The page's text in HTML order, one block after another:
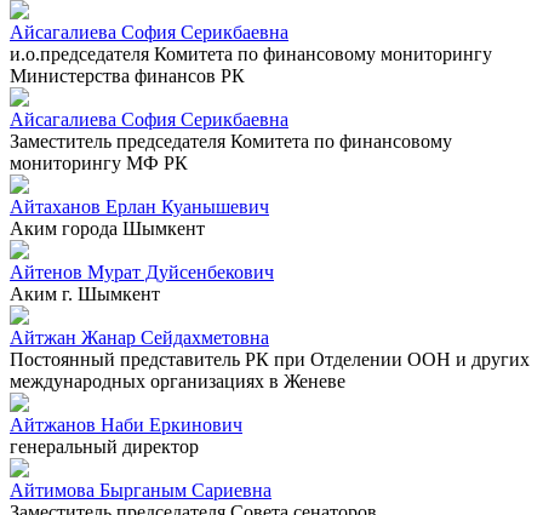
Айсагалиева София Серикбаевна
и.о.председателя Комитета по финансовому мониторингу
Министерства финансов РК
Айсагалиева София Серикбаевна
Заместитель председателя Комитета по финансовому
мониторингу МФ РК
Айтаханов Ерлан Куанышевич
Аким города Шымкент
Айтенов Мурат Дуйсенбекович
Аким г. Шымкент
Айтжан Жанар Сейдахметовна
Постоянный представитель РК при Отделении ООН и других
международных организациях в Женеве
Айтжанов Наби Еркинович
генеральный директор
Айтимова Бырганым Сариевна